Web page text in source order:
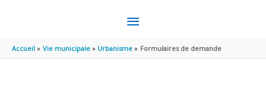
MENU
PRINCIPAL
Accueil Vie municipale Urbanisme Formulaires de demande